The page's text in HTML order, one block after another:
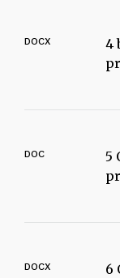
DOCX
4
DOC
5
DOCX
6